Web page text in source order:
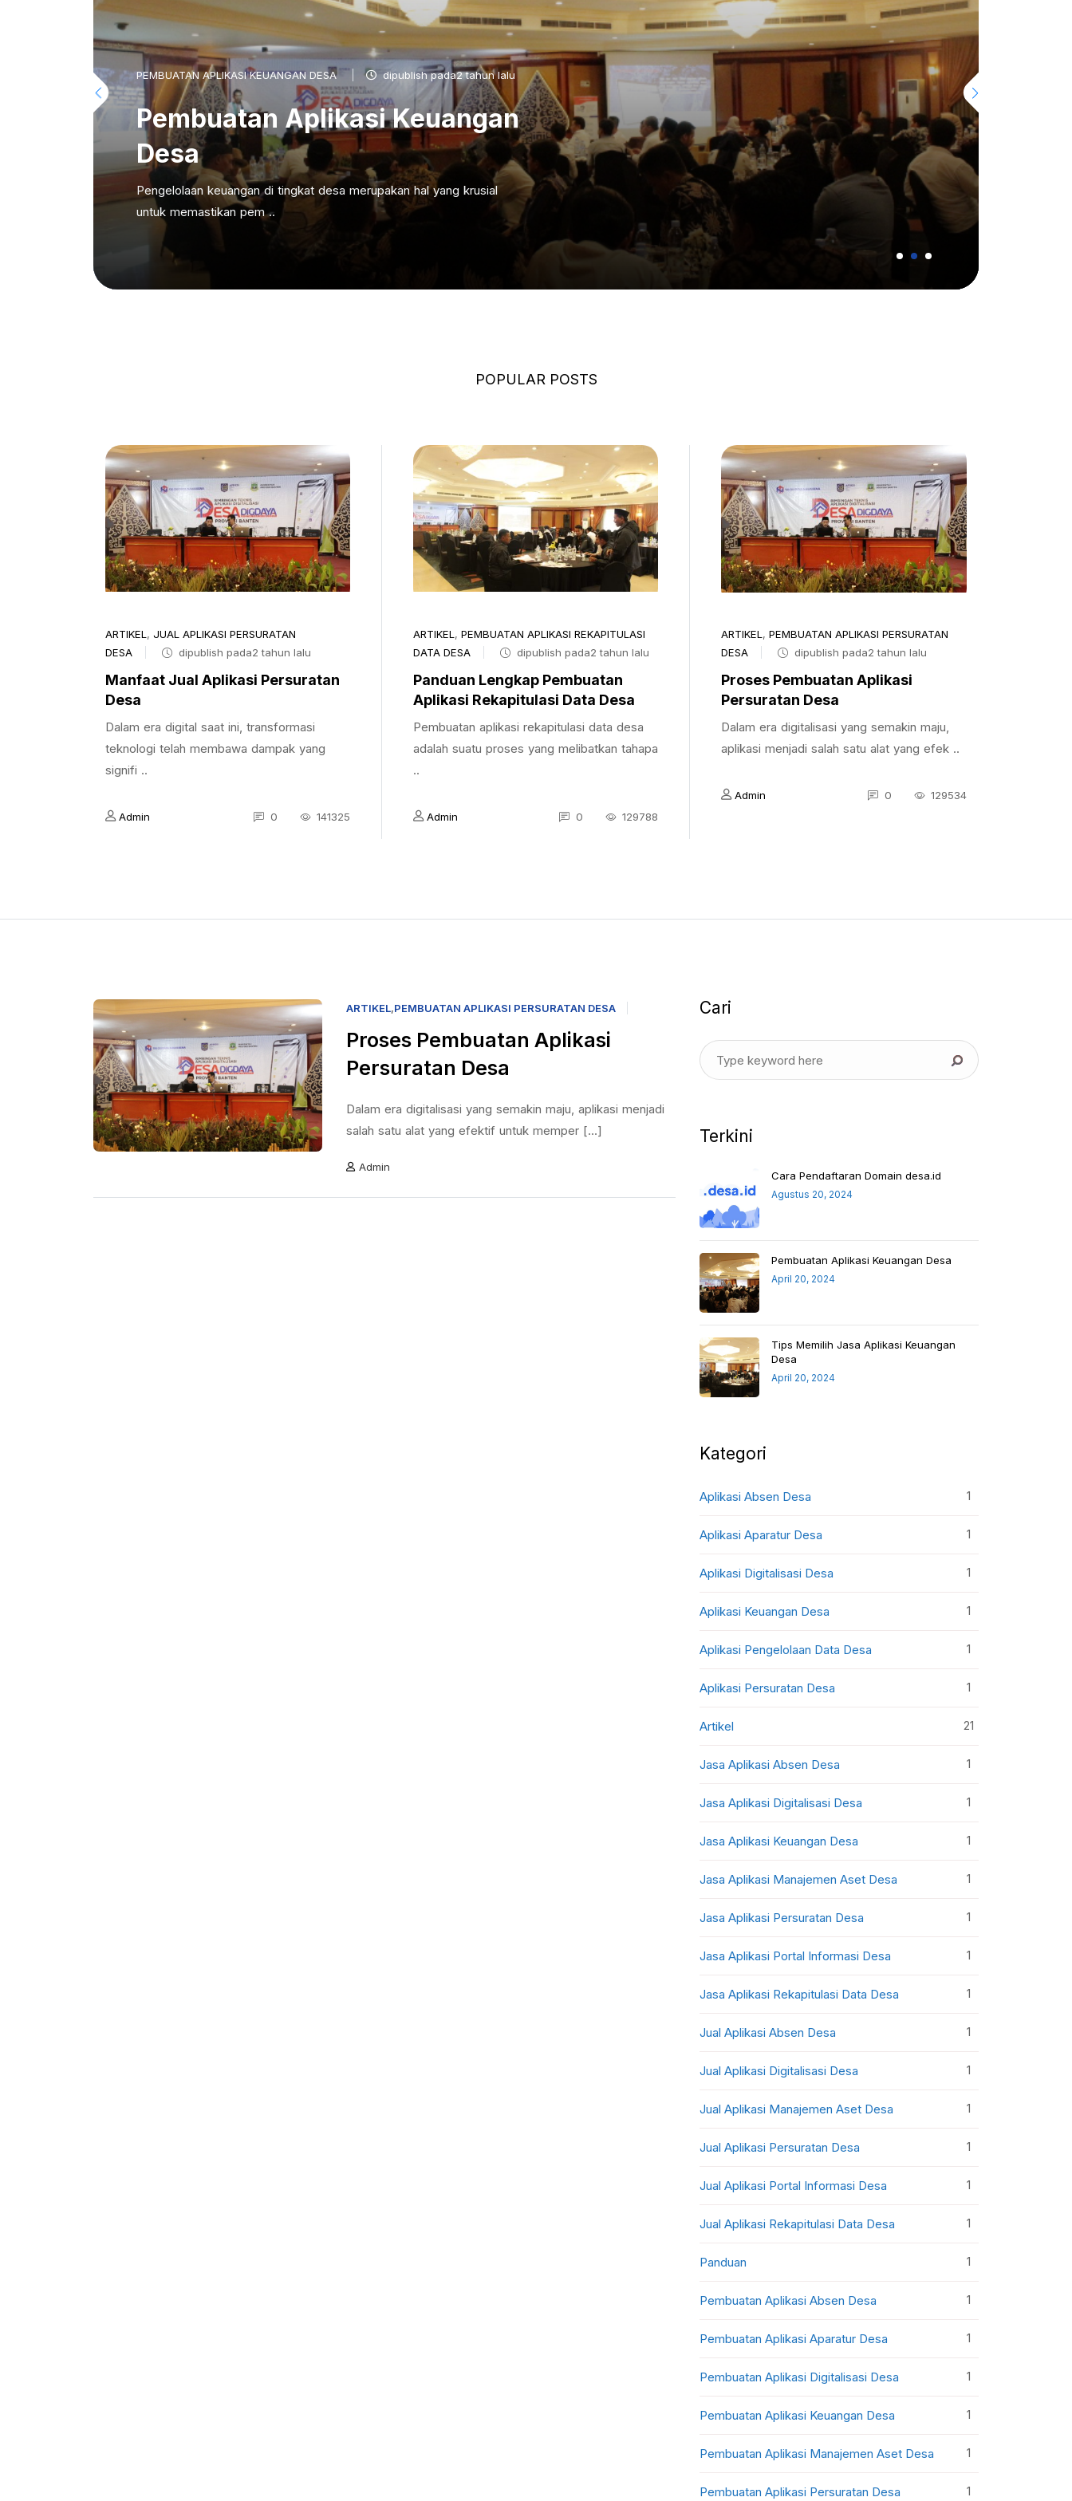
PEMBUATAN APLIKASI KEUANGAN DESA dipublish pada2 tahun lalu
Pembuatan Aplikasi Keuangan
Desa
Pengelolaan keuangan di tingkat desa merupakan hal yang krusial
untuk memastikan pem ..
POPULAR POSTS
ARTIKEL , JUAL APLIKASI PERSURATAN
DESA
dipublish pada2 tahun lalu
Manfaat Jual Aplikasi Persuratan
Desa
Dalam era digital saat ini, transformasi
teknologi telah membawa dampak yang
signifi ..
Admin 0 141325
ARTIKEL , PEMBUATAN APLIKASI REKAPITULASI
DATA DESA
dipublish pada2 tahun lalu
Panduan Lengkap Pembuatan
Aplikasi Rekapitulasi Data Desa
Pembuatan aplikasi rekapitulasi data desa
adalah suatu proses yang melibatkan tahapa
..
Admin 0 129788
ARTIKEL , PEMBUATAN APLIKASI PERSURATAN
DESA
dipublish pada2 tahun lalu
Proses Pembuatan Aplikasi
Persuratan Desa
Dalam era digitalisasi yang semakin maju,
aplikasi menjadi salah satu alat yang efek ..
Admin 0 129534
ARTIKEL,PEMBUATAN APLIKASI PERSURATAN DESA
Proses Pembuatan Aplikasi
Persuratan Desa
Dalam era digitalisasi yang semakin maju, aplikasi menjadi
salah satu alat yang efektif untuk memper [...]
Admin
Cari
Terkini
Cara Pendaftaran Domain desa.id
Agustus 20, 2024
Pembuatan Aplikasi Keuangan Desa
April 20, 2024
Tips Memilih Jasa Aplikasi Keuangan
Desa
April 20, 2024
Kategori
Aplikasi Absen Desa 1
Aplikasi Aparatur Desa 1
Aplikasi Digitalisasi Desa 1
Aplikasi Keuangan Desa 1
Aplikasi Pengelolaan Data Desa 1
Aplikasi Persuratan Desa 1
Artikel 21
Jasa Aplikasi Absen Desa 1
Jasa Aplikasi Digitalisasi Desa 1
Jasa Aplikasi Keuangan Desa 1
Jasa Aplikasi Manajemen Aset Desa 1
Jasa Aplikasi Persuratan Desa 1
Jasa Aplikasi Portal Informasi Desa 1
Jasa Aplikasi Rekapitulasi Data Desa 1
Jual Aplikasi Absen Desa 1
Jual Aplikasi Digitalisasi Desa 1
Jual Aplikasi Manajemen Aset Desa 1
Jual Aplikasi Persuratan Desa 1
Jual Aplikasi Portal Informasi Desa 1
Jual Aplikasi Rekapitulasi Data Desa 1
Panduan 1
Pembuatan Aplikasi Absen Desa 1
Pembuatan Aplikasi Aparatur Desa 1
Pembuatan Aplikasi Digitalisasi Desa 1
Pembuatan Aplikasi Keuangan Desa 1
Pembuatan Aplikasi Manajemen Aset Desa 1
Pembuatan Aplikasi Persuratan Desa 1